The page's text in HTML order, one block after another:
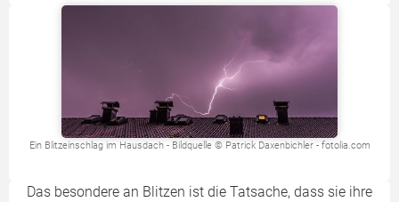
Ein Blitzeinschlag im Hausdach - Bildquelle © Patrick Daxenbichler - fotolia.com
Das besondere an Blitzen ist die Tatsache, dass sie ihre